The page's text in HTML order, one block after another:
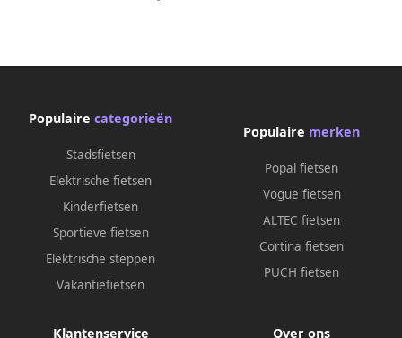
Populaire categorieën
Stadsfietsen
Elektrische fietsen
Kinderfietsen
Sportieve fietsen
Elektrische steppen
Vakantiefietsen
Populaire merken
Popal fietsen
Vogue fietsen
ALTEC fietsen
Cortina fietsen
PUCH fietsen
Klantenservice Over ons